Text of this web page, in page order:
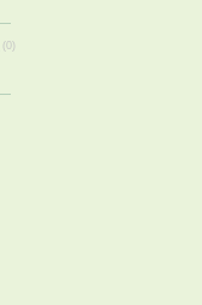
(0)